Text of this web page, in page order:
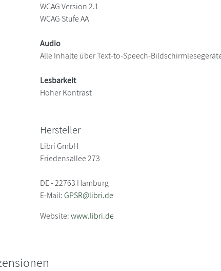
WCAG Version 2.1
WCAG Stufe AA
Audio
Alle Inhalte über Text-to-Speech-
Lesbarkeit
Hoher Kontrast
Hersteller
Libri GmbH
Friedensallee 273
DE - 22763 Hamburg
E-Mail:GPSR@libri.de
Website:www.libri.de